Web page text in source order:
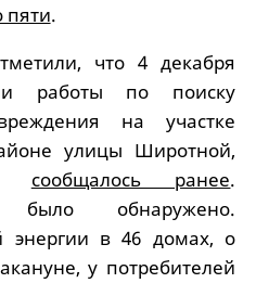
пяти.
что 4 декабря
работы по поиску
на участке
улицы Широтной,
сообщалось ранее.
обнаружено.
энергии в 46 домах, о
у потребителей